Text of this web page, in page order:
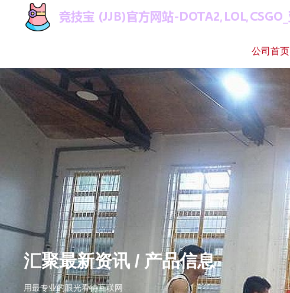
公司首页
汇聚最新资讯 / 产品信息
用最专业的眼光看待互联网